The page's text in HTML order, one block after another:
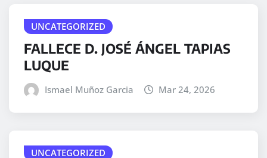
UNCATEGORIZED
FALLECE D. JOSÉ ÁNGEL TAPIAS
LUQUE
Ismael Muñoz Garcia Mar 24, 2026
UNCATEGORIZED